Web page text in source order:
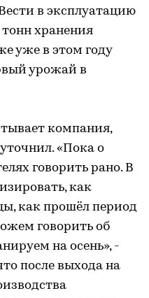
в эксплуатацию
хранения
уже в этом году
урожай в
компания,
«Пока о
говорить рано. В
как
как прошёл период
говорить об
на осень», -
после выхода на